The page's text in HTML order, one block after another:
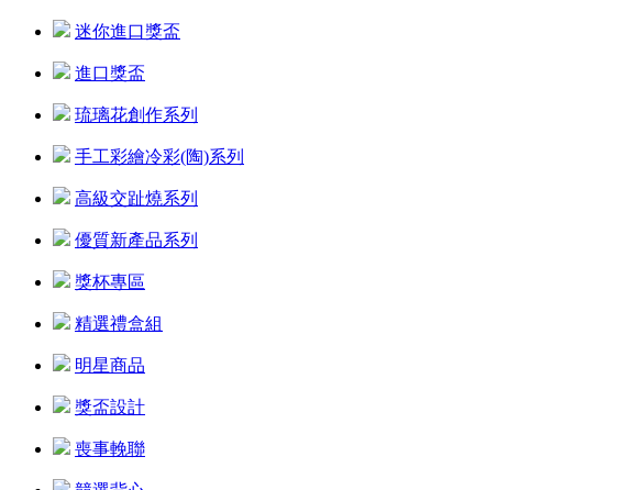
迷你進口獎盃
進口獎盃
琉璃花創作系列
手工彩繪冷彩(陶)系列
高級交趾燒系列
優質新產品系列
獎杯專區
精選禮盒組
明星商品
獎盃設計
喪事輓聯